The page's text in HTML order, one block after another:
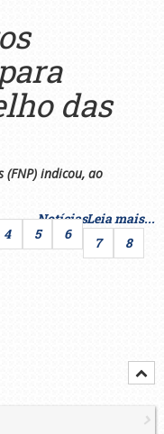
das
(FNP) indicou, ao
NotíciasLeia mais...
4 5 6
7
8